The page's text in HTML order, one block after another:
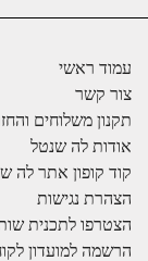
עמוד ראשי
צור קשר
תקנון משלוחים
אודות לה שנטל
קוד קופון אתר לה
הצהרת נגישות
הצטרפו לתכנית
הרשמה למועדון